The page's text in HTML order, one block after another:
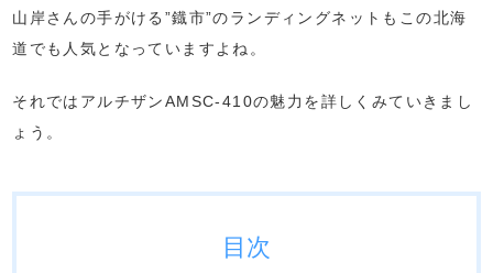
山岸さんの手がける”鐡市”のランディングネットもこの北海
道でも人気となっていますよね。
それではアルチザンAMSC-410の魅力を詳しくみていきまし
ょう。
目次